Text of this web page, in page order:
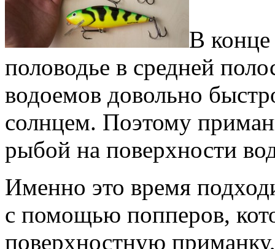
В
половодье в средней
водоемов довольно
солнцем. Поэтому
рыбой на поверхности
Именно это время
с помощью попперов,
поверхностную